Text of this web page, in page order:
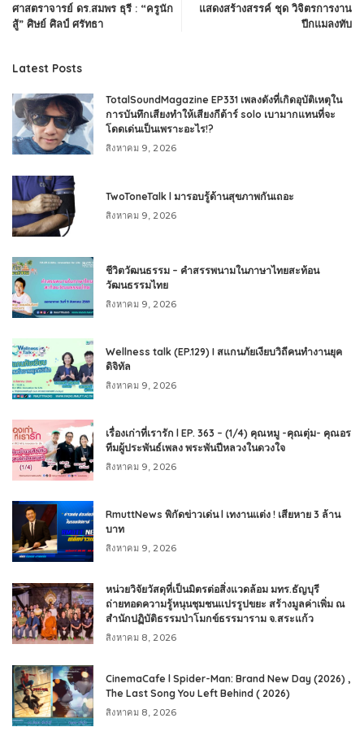
ศาสตราจารย์ ดร.สมพร ธุรี : “ครูนัก
สู้” ศิษย์ ศิลป์ ศรัทธา
แสดงสร้างสรรค์ ชุด วิจิตรการงาน
ปีกแมลงทับ
Latest Posts
TotalSoundMagazine EP331 เพลงดังที่เกิดอุบัติเหตุใน
การบันทึกเสียงทำให้เสียงกีต้าร์ solo เบามากแทนที่จะ
โดดเด่นเป็นเพราะอะไร!?
สิงหาคม 9, 2026
TwoToneTalk l มารอบรู้ด้านสุขภาพกันเถอะ
สิงหาคม 9, 2026
ชีวิตวัฒนธรรม – คำสรรพนามในภาษาไทยสะท้อน
วัฒนธรรมไทย
สิงหาคม 9, 2026
Wellness talk (EP.129) I สแกนภัยเงียบวิถีคนทำงานยุค
ดิจิทัล
สิงหาคม 9, 2026
เรื่องเก่าที่เรารัก l EP. 363 – (1/4) คุณหมู -คุณตุ่ม- คุณอร
ทีมผู้ประพันธ์เพลง พระพันปีหลวงในดวงใจ
สิงหาคม 9, 2026
RmuttNews พิกัดข่าวเด่น l เทงานแต่ง ! เสียหาย 3 ล้าน
บาท
สิงหาคม 9, 2026
หน่วยวิจัยวัสดุที่เป็นมิตรต่อสิ่งแวดล้อม มทร.ธัญบุรี
ถ่ายทอดความรู้หนุนชุมชนแปรรูปขยะ สร้างมูลค่าเพิ่ม ณ
สำนักปฏิบัติธรรมป่าโมกข์ธรรมาราม จ.สระแก้ว
สิงหาคม 8, 2026
CinemaCafe l Spider-Man: Brand New Day (2026) ,
The Last Song You Left Behind ( 2026)
สิงหาคม 8, 2026